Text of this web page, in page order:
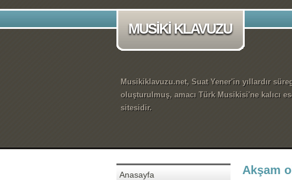
MUSİKİ KLAVUZU
Musikiklavuzu.net, Suat Yener'in yıllardır
oluşturulmuş, amacı Türk Musikisi'ne kalıcı
sitesidir.
Anasayfa
Akşam